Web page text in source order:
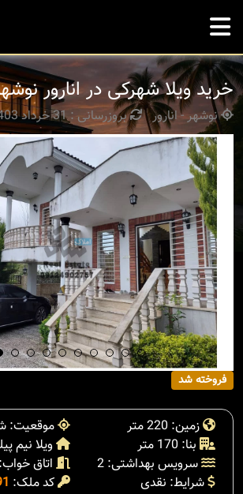
خرید ویلا شهرکی در انارور
نوشهر - انارور بروزرسانی : 31 خرداد 1403
فروخته شد
زمین: 220 متر
موقعیت:
بنا: 170 متر
ویلا نیم
سرویس بهداشتی: 2
اتاق خواب: 2
شرایط: نقدی
کد ملک: